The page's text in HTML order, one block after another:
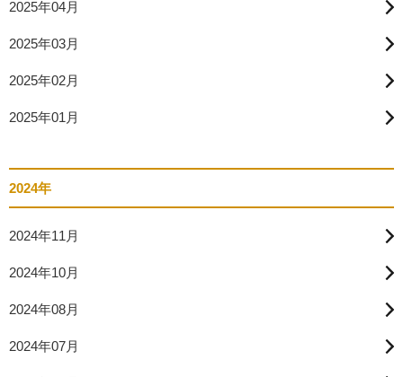
2025年04月
2025年03月
2025年02月
2025年01月
2024年
2024年11月
2024年10月
2024年08月
2024年07月